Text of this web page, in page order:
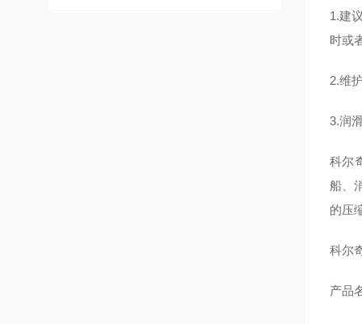
1.建
时或
2.维
3.润
科尔
船、
的压
科尔
产品